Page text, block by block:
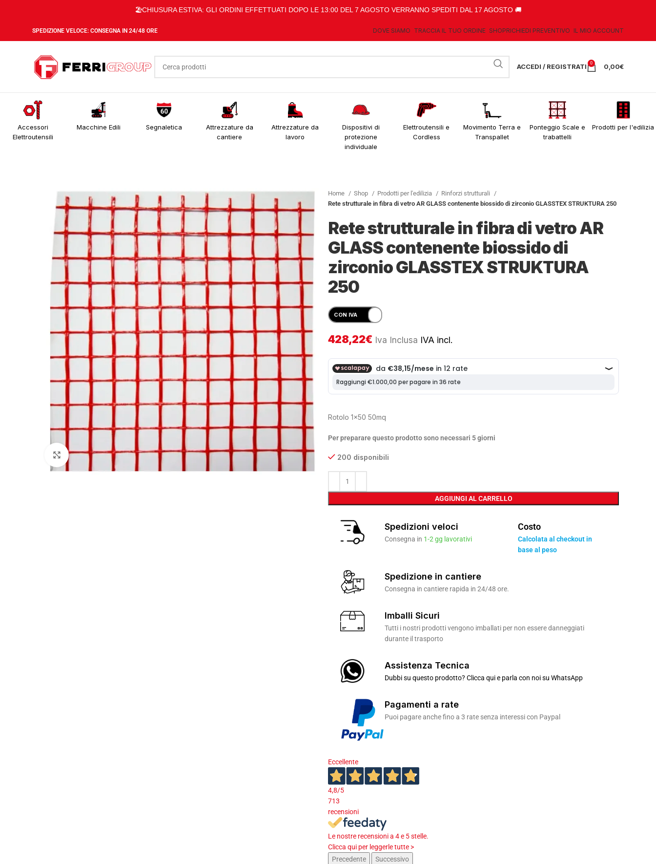
🏖️CHIUSURA ESTIVA: GLI ORDINI EFFETTUATI DOPO LE 13:00 DEL 7 AGOSTO VERRANNO SPEDITI DAL 17 AGOSTO 🚚
SPEDIZIONE VELOCE: CONSEGNA IN 24/48 ORE DOVE SIAMO TRACCIA IL TUO ORDINE SHOPRICHIEDI PREVENTIVO IL MIO ACCOUNT
ACCEDI / REGISTRATI 0 0,00€
Accessori
Elettroutensili
Macchine Edili Segnaletica
Attrezzature da
cantiere
Attrezzature da
lavoro
Dispositivi di
protezione
individuale
Elettroutensili e
Cordless
Movimento Terra e
Transpallet
Ponteggio Scale e
trabattelli
Prodotti per l'edilizia
Clicca per ingrandire
Home Shop Prodotti per l'edilizia
Rinforzi strutturali
Rete strutturale in fibra di vetro AR GLASS contenente biossido di zirconio GLASSTEX STRUKTURA 250
Rete strutturale in fibra di vetro AR
GLASS contenente biossido di
zirconio GLASSTEX STRUKTURA
250
428,22€ Iva Inclusa IVA incl.
Rotolo 1×50 50mq
Per preparare questo prodotto sono necessari 5 giorni
200 disponibili
AGGIUNGI AL CARRELLO
Spedizioni veloci
Consegna in 1-2 gg lavorativi
Costo
Calcolata al checkout in
base al peso
Spedizione in cantiere
Consegna in cantiere rapida in 24/48 ore.
Imballi Sicuri
Tutti i nostri prodotti vengono imballati per non essere danneggiati
durante il trasporto
Assistenza Tecnica
Dubbi su questo prodotto? Clicca qui e parla con noi su WhatsApp
Pagamenti a rate
Puoi pagare anche fino a 3 rate senza interessi con Paypal
Eccellente
4,8/5
713
recensioni
Le nostre recensioni a 4 e 5 stelle.
Clicca qui per leggerle tutte >
Precedente
Successivo